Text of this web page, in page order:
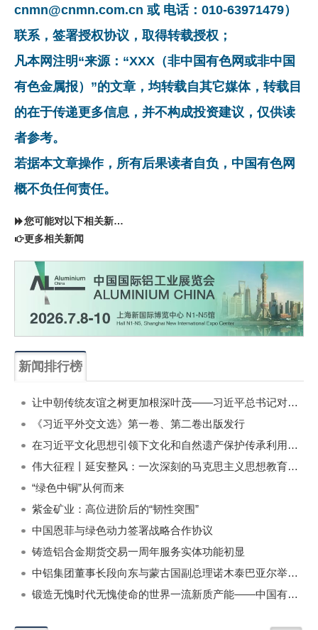
cnmn@cnmn.com.cn 或 电话：010-63971479）
联系，签署授权协议，取得转载授权；
凡本网注明“来源：“XXX（非中国有色网或非中国
有色金属报）”的文章，均转载自其它媒体，转载目
的在于传递更多信息，并不构成投资建议，仅供读
者参考。
若据本文章操作，所有后果读者自负，中国有色网
概不负任何责任。
您可能对以下相关新闻同样感兴趣
更多相关新闻
新闻排行榜
让中朝传统友谊之树更加根深叶茂——习近平总书记对朝鲜进行国事访问纪实
《习近平外交文选》第一卷、第二卷出版发行
在习近平文化思想引领下文化和自然遗产保护传承利用工作开创新局面
伟大征程丨延安整风：一次深刻的马克思主义思想教育运动
“绿色中铜”从何而来
紫金矿业：高位进阶后的“韧性突围”
中国恩菲与绿色动力签署战略合作协议
铸造铝合金期货交易一周年服务实体功能初显
中铝集团董事长段向东与蒙古国副总理诺木泰巴亚尔举行会谈
锻造无愧时代无愧使命的世界一流新质产能——中国有色金属工业的战略应对与破局之道（二）